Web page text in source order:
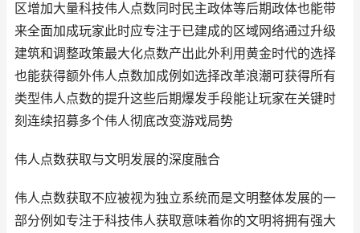
区增加大量科技伟人点数同时民主政体等后期政体也能带
来全面加成玩家此时应专注于已建成的区域网络通过升级
建筑和调整政策最大化点数产出此外利用黄金时代的选择
也能获得额外伟人点数加成例如选择改革浪潮可获得所有
类型伟人点数的提升这些后期爆发手段能让玩家在关键时
刻连续招募多个伟人彻底改变游戏局势
伟人点数获取与文明发展的深度融合
伟人点数获取不应被视为独立系统而是文明整体发展的一
部分例如专注于科技伟人获取意味着你的文明将拥有强大